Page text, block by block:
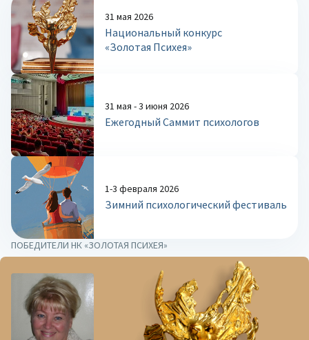
31 мая 2026
Национальный конкурс
«Золотая Психея»
31 мая - 3 июня 2026
Ежегодный Саммит психологов
1-3 февраля 2026
Зимний психологический фестиваль
ПОБЕДИТЕЛИ НК «ЗОЛОТАЯ ПСИХЕЯ»